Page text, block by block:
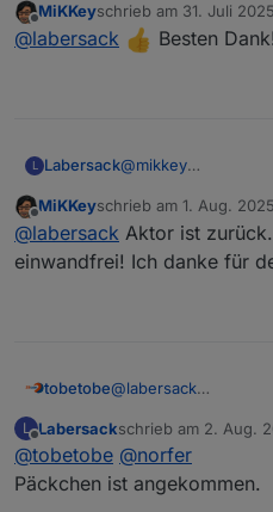
Offline
MiKKeyschrieb am 31. Juli
zuletzt editiert von
@labersack Besten Dank!
L Labersack@mikkey
Offline
MiKKeyschrieb am 1. Aug.
zuletzt editiert von
@labersack Aktor ist
einwandfrei! Ich danke für
tobetobe@labersack
schön, dass es dein
habe mittlerweile 4
verschmortem Si-R
HM-LC-Sw2-FM
Deinen ersten Post
Bedingungen
Adresse per PN.
Vielen Dank & Gruß
L
Offline
Labersackschrieb am 2. Aug.
zuletzt editiert von
@tobetobe @norfer
Päckchen ist angekommen.